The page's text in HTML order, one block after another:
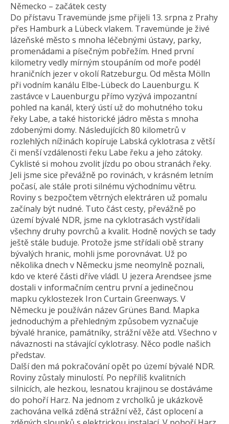
Německo – začátek cesty
Do přístavu Travemünde jsme přijeli 13. srpna z Prahy
přes Hamburk a Lübeck vlakem. Travemünde je živé
lázeňské město s mnoha léčebnými ústavy, parky,
promenádami a písečným pobřežím. Hned první
kilometry vedly mírným stoupáním od moře podél
hraničních jezer v okolí Ratzeburgu. Od města Mölln
při vodním kanálu Elbe-Lübeck do Lauenburgu. K
zastávce v Lauenburgu přímo vyzývá impozantní
pohled na kanál, který ústí už do mohutného toku
řeky Labe, a také historické jádro města s mnoha
zdobenými domy. Následujících 80 kilometrů v
rozlehlých nížinách kopíruje Labská cyklotrasa z větší
či menší vzdálenosti řeku Labe řeku a jeho zátoky.
Cyklisté si mohou zvolit jízdu po obou stranách řeky.
Jeli jsme sice převážně po rovinách, v krásném letním
počasí, ale stále proti silnému východnímu větru.
Roviny s bezpočtem větrných elektráren už pomalu
začínaly být nudné. Tuto část cesty, převážně po
území bývalé NDR, jsme na cyklotrasách vystřídali
všechny druhy povrchů a kvalit. Hodně nových se tady
ještě stále buduje. Protože jsme střídali obě strany
bývalých hranic, mohli jsme porovnávat. Už po
několika dnech v Německu jsme neomylně poznali,
kdo ve které části dříve vládl. U jezera Arendsee jsme
dostali v informačním centru první a jedinečnou
mapku cyklostezek Iron Curtain Greenways. V
Německu je používán název Grünes Band. Mapka
jednoduchým a přehledným způsobem vyznačuje
bývalé hranice, památníky, strážní věže atd. Všechno v
návaznosti na stávající cyklotrasy. Něco podle našich
představ.
Další den má pokračování opět po území bývalé NDR.
Roviny zůstaly minulostí. Po nepříliš kvalitních
silnicích, ale hezkou, lesnatou krajinou se dostáváme
do pohoří Harz. Na jednom z vrcholků je ukázkově
zachována velká zděná strážní věž, část oplocení a